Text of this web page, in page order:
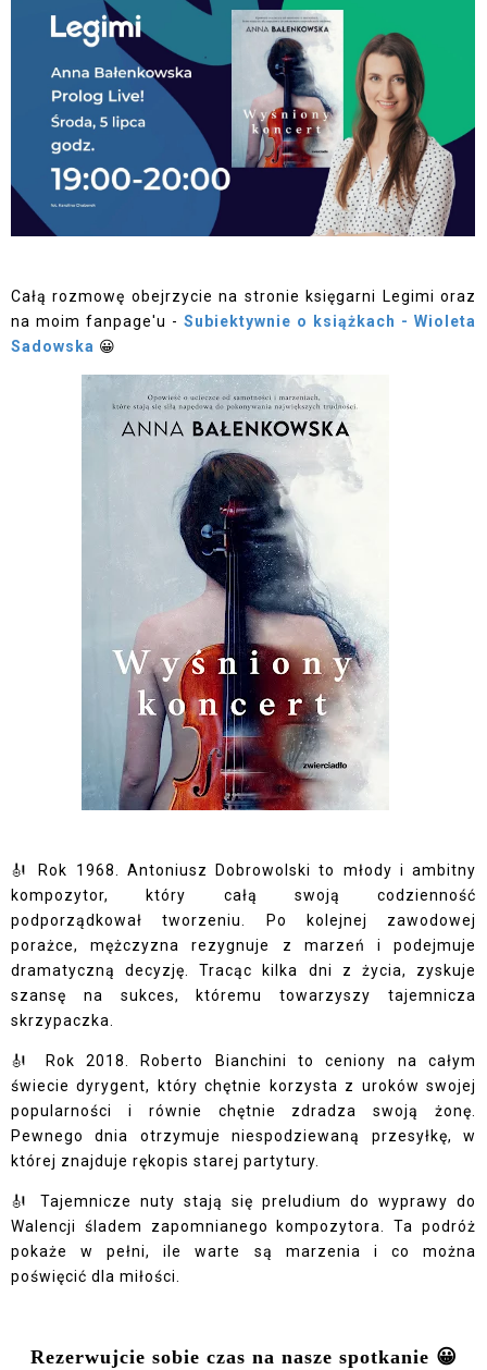
Całą rozmowę obejrzycie na stronie księgarni Legimi oraz
na moim fanpage'u - Subiektywnie o książkach - Wioleta
Sadowska 😀
🎻 Rok 1968. Antoniusz Dobrowolski to młody i ambitny
kompozytor, który całą swoją codzienność
podporządkował tworzeniu. Po kolejnej zawodowej
porażce, mężczyzna rezygnuje z marzeń i podejmuje
dramatyczną decyzję. Tracąc kilka dni z życia, zyskuje
szansę na sukces, któremu towarzyszy tajemnicza
skrzypaczka.
🎻 Rok 2018. Roberto Bianchini to ceniony na całym
świecie dyrygent, który chętnie korzysta z uroków swojej
popularności i równie chętnie zdradza swoją żonę.
Pewnego dnia otrzymuje niespodziewaną przesyłkę, w
której znajduje rękopis starej partytury.
🎻 Tajemnicze nuty stają się preludium do wyprawy do
Walencji śladem zapomnianego kompozytora. Ta podróż
pokaże w pełni, ile warte są marzenia i co można
poświęcić dla miłości.
Rezerwujcie sobie czas na nasze spotkanie 😀